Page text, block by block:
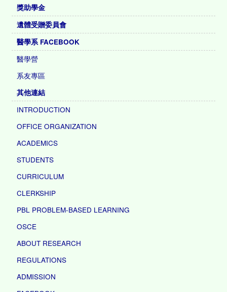
獎助學金
遺體受贈委員會
醫學系 FACEBOOK
醫學營
系友專區
其他連結
INTRODUCTION
OFFICE ORGANIZATION
ACADEMICS
STUDENTS
CURRICULUM
CLERKSHIP
PBL PROBLEM-BASED LEARNING
OSCE
ABOUT RESEARCH
REGULATIONS
ADMISSION